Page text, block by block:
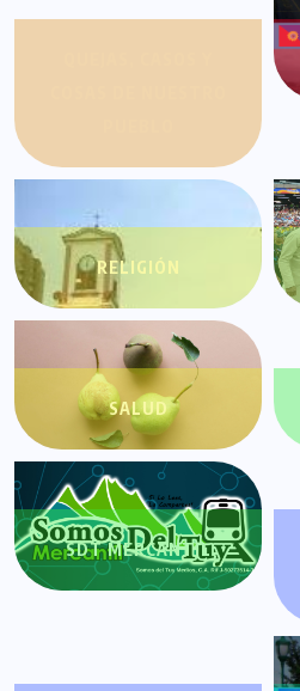
RELIGIÓN
SALUD
SDT MERCANTIL